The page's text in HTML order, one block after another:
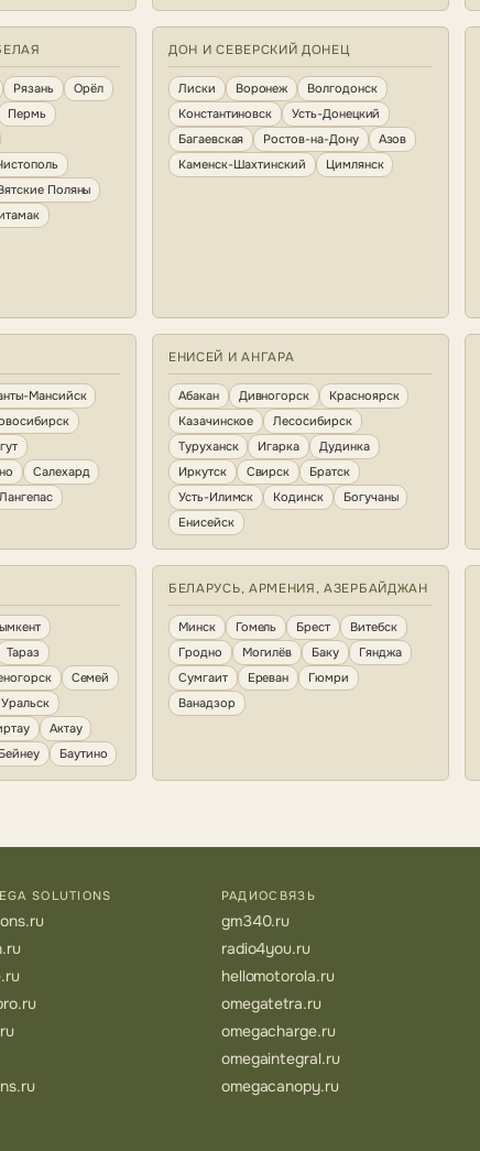
Рязань
Орёл
Пермь
Поляны
ДОН И СЕВЕРСКИЙ ДОНЕЦ
Лиски Воронеж
Волгодонск
Константиновск
Усть-Донецкий
Багаевская
Ростов-на-Дону
Азов
Каменск-Шахтинский
Цимлянск
Мансийск
Салехард
Лангепас
ЕНИСЕЙ И АНГАРА
Абакан Дивногорск
Красноярск
Казачинское
Лесосибирск
Туруханск
Игарка
Дудинка
Иркутск
Свирск
Братск
Усть-Илимск
Кодинск
Богучаны
Енисейск
Тараз
Семей
Уральск
Актау
Бейнеу Баутино
БЕЛАРУСЬ, АРМЕНИЯ, АЗЕРБАЙДЖАН
Минск Гомель Брест
Витебск
Гродно
Могилёв Баку
Гянджа
Сумгаит
Ереван
Гюмри
Ванадзор
SOLUTIONS РАДИОСВЯЗЬ
gm340.ru
radio4you.ru
hellomotorola.ru
omegatetra.ru
omegacharge.ru
omegaintegral.ru
omegacanopy.ru